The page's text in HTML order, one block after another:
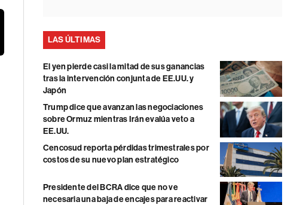
LAS ÚLTIMAS
El yen pierde casi la mitad de sus ganancias
tras la intervención conjunta de EE.UU. y
Japón
Trump dice que avanzan las negociaciones
sobre Ormuz mientras Irán evalúa veto a
EE.UU.
Cencosud reporta pérdidas trimestrales por
costos de su nuevo plan estratégico
Presidente del BCRA dice que no ve
necesaria una baja de encajes para reactivar